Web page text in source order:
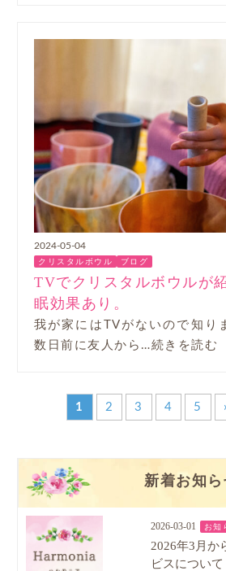
2024-05-04
クリスタルボウル ブログ
TVでクリスタルボウルが
眠効果あり。
我が家にはTVがないので知り
数日前に友人から…続きを読む
1 2 3 4 5
新着お知ら
2026-03-01 お知
2026年3月か
ビスについて